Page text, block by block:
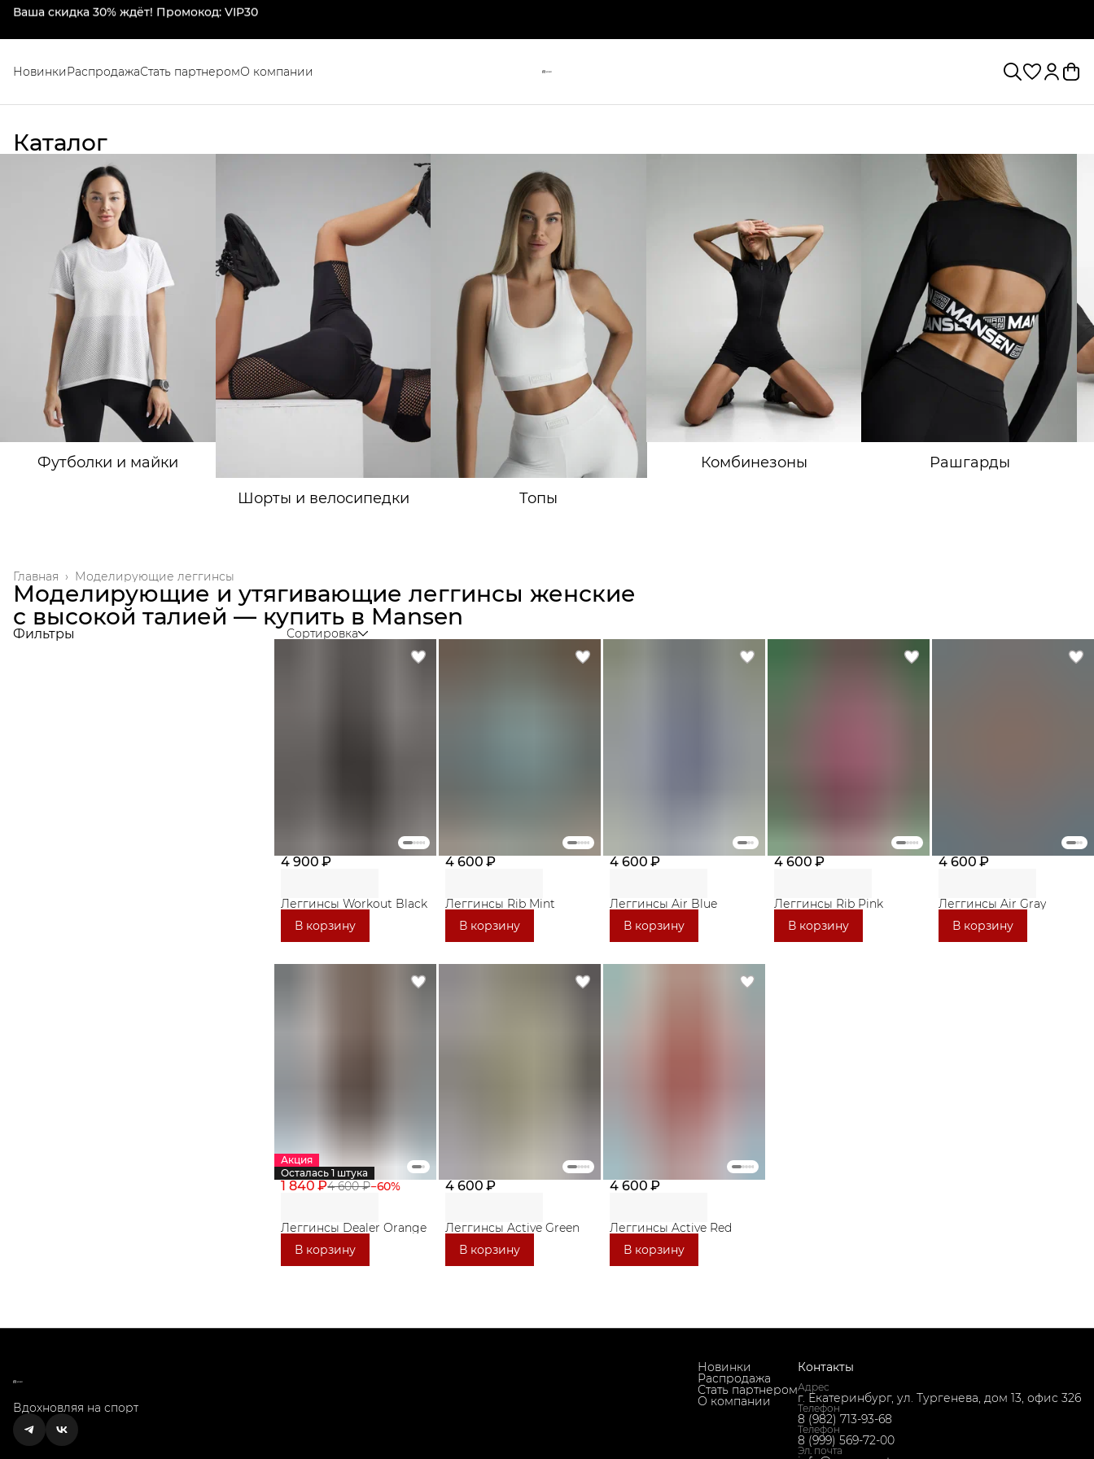
Mansen: стиль и комфорт для спорта
НовинкиРаспродажаСтать партнеромО компании
Каталог
Футболки и майки
Шорты и велосипедки
Топы
Комбинезоны Рашгарды
Моделирующие леггинсы
Главная ›
Моделирующие и утягивающие леггинсы женские
с высокой талией — купить в Mansen
Фильтры Сортировка
4 900 ₽
Леггинсы Workout Black
В корзину
4 600 ₽
Леггинсы Rib Mint
В корзину
4 600 ₽
Леггинсы Air Blue
В корзину
4 600 ₽
Леггинсы Rib Pink
В корзину
4 600 ₽
Леггинсы Air Gray
В корзину
Акция
Осталась 1 штука
1 840 ₽4 600 ₽−60%
Леггинсы Dealer Orange
В корзину
4 600 ₽
Леггинсы Active Green
В корзину
4 600 ₽
Леггинсы Active Red
В корзину
Вдохновляя на спорт
Новинки
Распродажа
Стать партнером
О компании
Контакты
Адрес
г. Екатеринбург, ул. Тургенева, дом 13, офис 326
Телефон
8 (982) 713-93-68
Телефон
8 (999) 569-72-00
Эл. почта